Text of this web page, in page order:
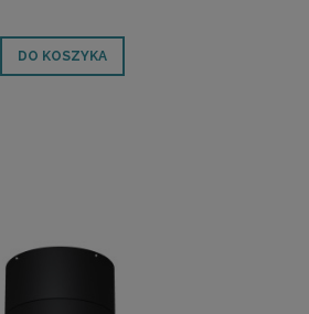
DO KOSZYKA